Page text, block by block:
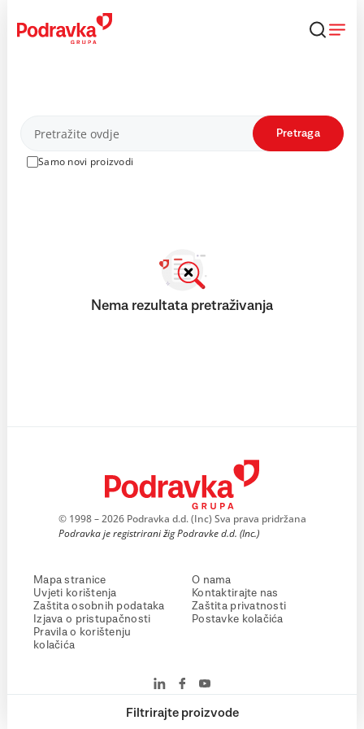
content
Proizvodi
Samo novi proizvodi
Pretraga
Filtrirajte proizvode
Nema rezultata pretraživanja
© 1998 – 2026 Podravka d.d. (Inc) Sva prava pridržana
Podravka je registrirani žig Podravke d.d. (Inc.)
Mapa stranice
Uvjeti korištenja
Zaštita osobnih podataka
Izjava o pristupačnosti
Pravila o korištenju
kolačića
O nama
Kontaktirajte nas
Zaštita privatnosti
Postavke kolačića